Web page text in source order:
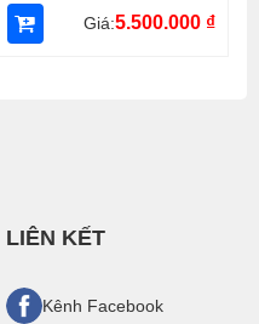
Giá:5.500.000 ₫
LIÊN KẾT
Kênh Facebook